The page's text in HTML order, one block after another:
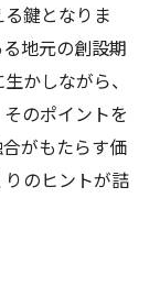
鍵となりま
地元の創設期
かしながら、
のポイントを
がもたらす価
のヒントが詰